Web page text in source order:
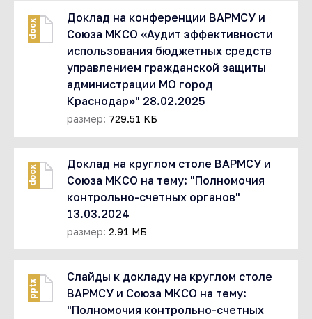
docx
Доклад на конференции ВАРМСУ и
Союза МКСО «Аудит эффективности
использования бюджетных средств
управлением гражданской защиты
администрации МО город
Краснодар»" 28.02.2025
размер: 729.51 КБ
docx
Доклад на круглом столе ВАРМСУ и
Союза МКСО на тему: "Полномочия
контрольно-счетных органов"
13.03.2024
размер: 2.91 МБ
pptx
Слайды к докладу на круглом столе
ВАРМСУ и Союза МКСО на тему:
"Полномочия контрольно-счетных